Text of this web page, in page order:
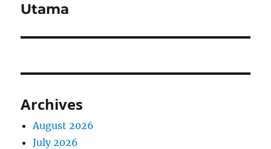
Utama
Archives
August 2026
July 2026